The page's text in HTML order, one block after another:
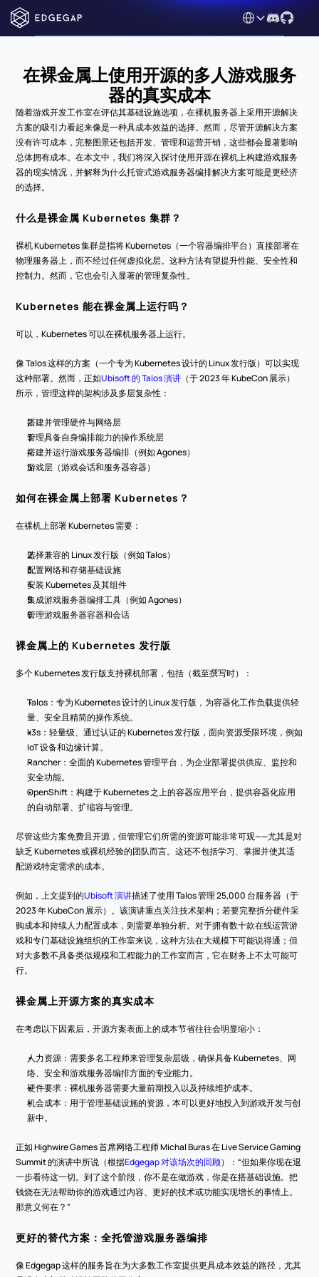
Select Language
在裸金属上使用开源的多人游戏服务
器的真实成本
随着游戏开发工作室在评估其基础设施选项，在裸机服务器上采用开源解决
方案的吸引力看起来像是一种具成本效益的选择。然而，尽管开源解决方案
没有许可成本，完整图景还包括开发、管理和运营开销，这些都会显著影响
总体拥有成本。在本文中，我们将深入探讨使用开源在裸机上构建游戏服务
器的现实情况，并解释为什么托管式游戏服务器编排解决方案可能是更经济
的选择。
什么是裸金属 Kubernetes 集群？
裸机 Kubernetes 集群是指将 Kubernetes（一个容器编排平台）直接部署在
物理服务器上，而不经过任何虚拟化层。这种方法有望提升性能、安全性和
控制力。然而，它也会引入显著的管理复杂性。
Kubernetes 能在裸金属上运行吗？
可以，Kubernetes 可以在裸机服务器上运行。
像 Talos 这样的方案（一个专为 Kubernetes 设计的 Linux 发行版）可以实现
这种部署。然而，正如Ubisoft 的 Talos 演讲 （于 2023 年 KubeCon 展示）
所示，管理这样的架构涉及多层复杂性：
搭建并管理硬件与网络层
管理具备自身编排能力的操作系统层
搭建并运行游戏服务器编排（例如 Agones）
游戏层（游戏会话和服务器容器）
如何在裸金属上部署 Kubernetes？
在裸机上部署 Kubernetes 需要：
选择兼容的 Linux 发行版（例如 Talos）
配置网络和存储基础设施
安装 Kubernetes 及其组件
集成游戏服务器编排工具（例如 Agones）
管理游戏服务器容器和会话
裸金属上的 Kubernetes 发行版
多个 Kubernetes 发行版支持裸机部署，包括（截至撰写时）：
Talos：专为 Kubernetes 设计的 Linux 发行版，为容器化工作负载提供轻
量、安全且精简的操作系统。
k3s：轻量级、通过认证的 Kubernetes 发行版，面向资源受限环境，例如
IoT 设备和边缘计算。
Rancher：全面的 Kubernetes 管理平台，为企业部署提供供应、监控和
安全功能。
OpenShift：构建于 Kubernetes 之上的容器应用平台，提供容器化应用
的自动部署、扩缩容与管理。
尽管这些方案免费且开源，但管理它们所需的资源可能非常可观——尤其是对
缺乏 Kubernetes 或裸机经验的团队而言。这还不包括学习、掌握并使其适
配游戏特定需求的成本。
例如，上文提到的Ubisoft 演讲描述了使用 Talos 管理 25,000 台服务器（于
2023 年 KubeCon 展示）。该演讲重点关注技术架构；若要完整拆分硬件采
购成本和持续人力配置成本，则需要单独分析。对于拥有数十款在线运营游
戏和专门基础设施组织的工作室来说，这种方法在大规模下可能说得通；但
对大多数不具备类似规模和工程能力的工作室而言，它在财务上不太可能可
行。
裸金属上开源方案的真实成本
在考虑以下因素后，开源方案表面上的成本节省往往会明显缩小：
人力资源：需要多名工程师来管理复杂层级，确保具备 Kubernetes、网
络、安全和游戏服务器编排方面的专业能力。
硬件要求：裸机服务器需要大量前期投入以及持续维护成本。
机会成本：用于管理基础设施的资源，本可以更好地投入到游戏开发与创
新中。
正如 Highwire Games 首席网络工程师 Michal Buras 在 Live Service Gaming
Summit 的演讲中所说（根据Edgegap 对该场次的回顾）：“但如果你现在退
一步看待这一切。到了这个阶段，你不是在做游戏，你是在搭基础设施。把
钱烧在无法帮助你的游戏通过内容、更好的技术或功能实现增长的事情上。
那意义何在？”
更好的替代方案：全托管游戏服务器编排
像 Edgegap 这样的服务旨在为大多数工作室提供更具成本效益的路径，尤其